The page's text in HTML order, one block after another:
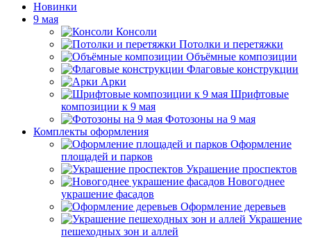
Новинки
9 мая
Консоли
Потолки и перетяжки
Объёмные композиции
Флаговые конструкции
Арки
Шрифтовые
композиции к 9 мая
Фотозоны на 9 мая
Комплекты оформления
Оформление
площадей и парков
Украшение проспектов
Новогоднее
украшение фасадов
Оформление деревьев
Украшение
пешеходных зон и аллей